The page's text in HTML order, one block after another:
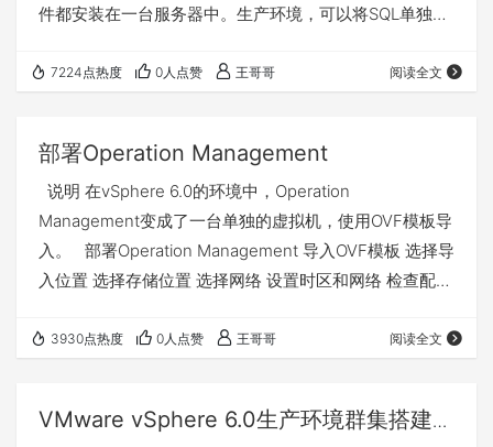
件都安装在一台服务器中。生产环境，可以将SQL单独部
Veeam ONE Server 先选择免费版的，等会我们在破解
序自带会帮忙安装 开始安装 功能安装成功 选择安装位置
输…
7224点热度 0人点赞 王哥哥 阅读全文
部署Operation Management
说明 在vSphere 6.0的环境中，Operation
Management变成了一台单独的虚拟机，使用OVF模板导
入。 部署Operation Management 导入OVF模板 选择导
入位置 选择存储位置 选择网络 设置时区和网络 检查配置
置，等待安装 安装完成 配置Operation Management 打
https://192.168.2.…
3930点热度 0人点赞 王哥哥 阅读全文
VMware vSphere 6.0生产环境群集搭建实